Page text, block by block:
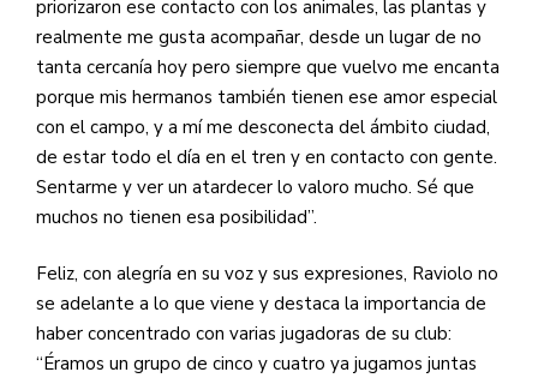
priorizaron ese contacto con los animales, las plantas y
realmente me gusta acompañar, desde un lugar de no
tanta cercanía hoy pero siempre que vuelvo me encanta
porque mis hermanos también tienen ese amor especial
con el campo, y a mí me desconecta del ámbito ciudad,
de estar todo el día en el tren y en contacto con gente.
Sentarme y ver un atardecer lo valoro mucho. Sé que
muchos no tienen esa posibilidad”.
Feliz, con alegría en su voz y sus expresiones, Raviolo no
se adelante a lo que viene y destaca la importancia de
haber concentrado con varias jugadoras de su club:
“Éramos un grupo de cinco y cuatro ya jugamos juntas